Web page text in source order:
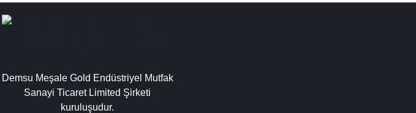
Demsu Meşale Gold Endüstriyel Mutfak
Sanayi Ticaret Limited Şirketi
kuruluşudur.